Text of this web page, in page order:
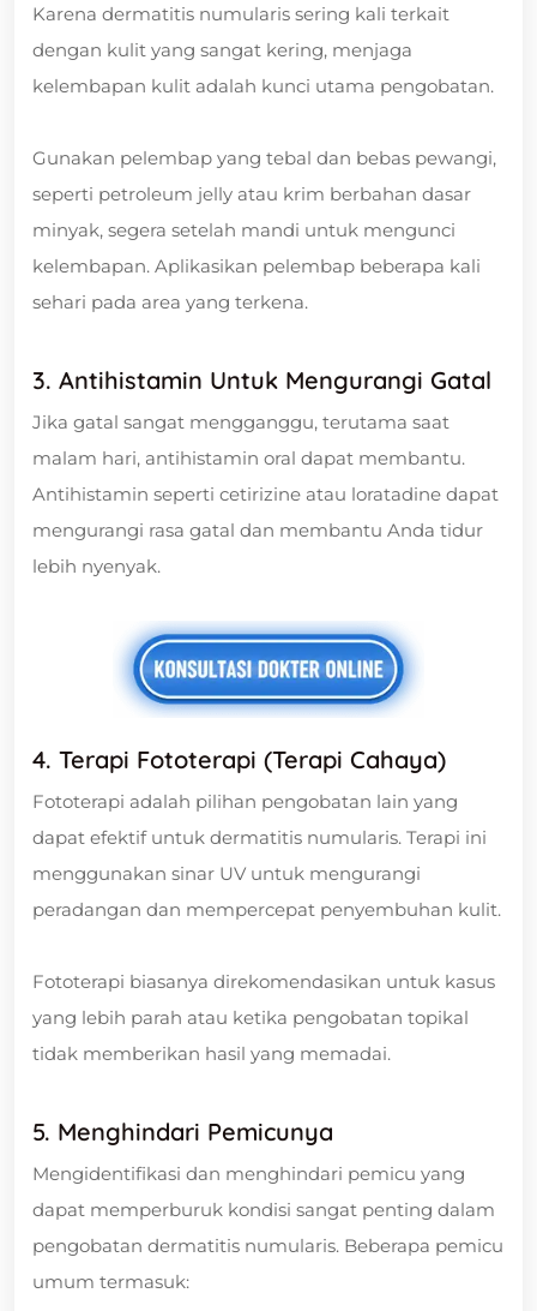
Karena dermatitis numularis sering kali terkait
dengan kulit yang sangat kering, menjaga
kelembapan kulit adalah kunci utama pengobatan.
Gunakan pelembap yang tebal dan bebas pewangi,
seperti petroleum jelly atau krim berbahan dasar
minyak, segera setelah mandi untuk mengunci
kelembapan. Aplikasikan pelembap beberapa kali
sehari pada area yang terkena.
3. Antihistamin Untuk Mengurangi Gatal
Jika gatal sangat mengganggu, terutama saat
malam hari, antihistamin oral dapat membantu.
Antihistamin seperti cetirizine atau loratadine dapat
mengurangi rasa gatal dan membantu Anda tidur
lebih nyenyak.
4. Terapi Fototerapi (Terapi Cahaya)
Fototerapi adalah pilihan pengobatan lain yang
dapat efektif untuk dermatitis numularis. Terapi ini
menggunakan sinar UV untuk mengurangi
peradangan dan mempercepat penyembuhan kulit.
Fototerapi biasanya direkomendasikan untuk kasus
yang lebih parah atau ketika pengobatan topikal
tidak memberikan hasil yang memadai.
5. Menghindari Pemicunya
Mengidentifikasi dan menghindari pemicu yang
dapat memperburuk kondisi sangat penting dalam
pengobatan dermatitis numularis. Beberapa pemicu
umum termasuk: